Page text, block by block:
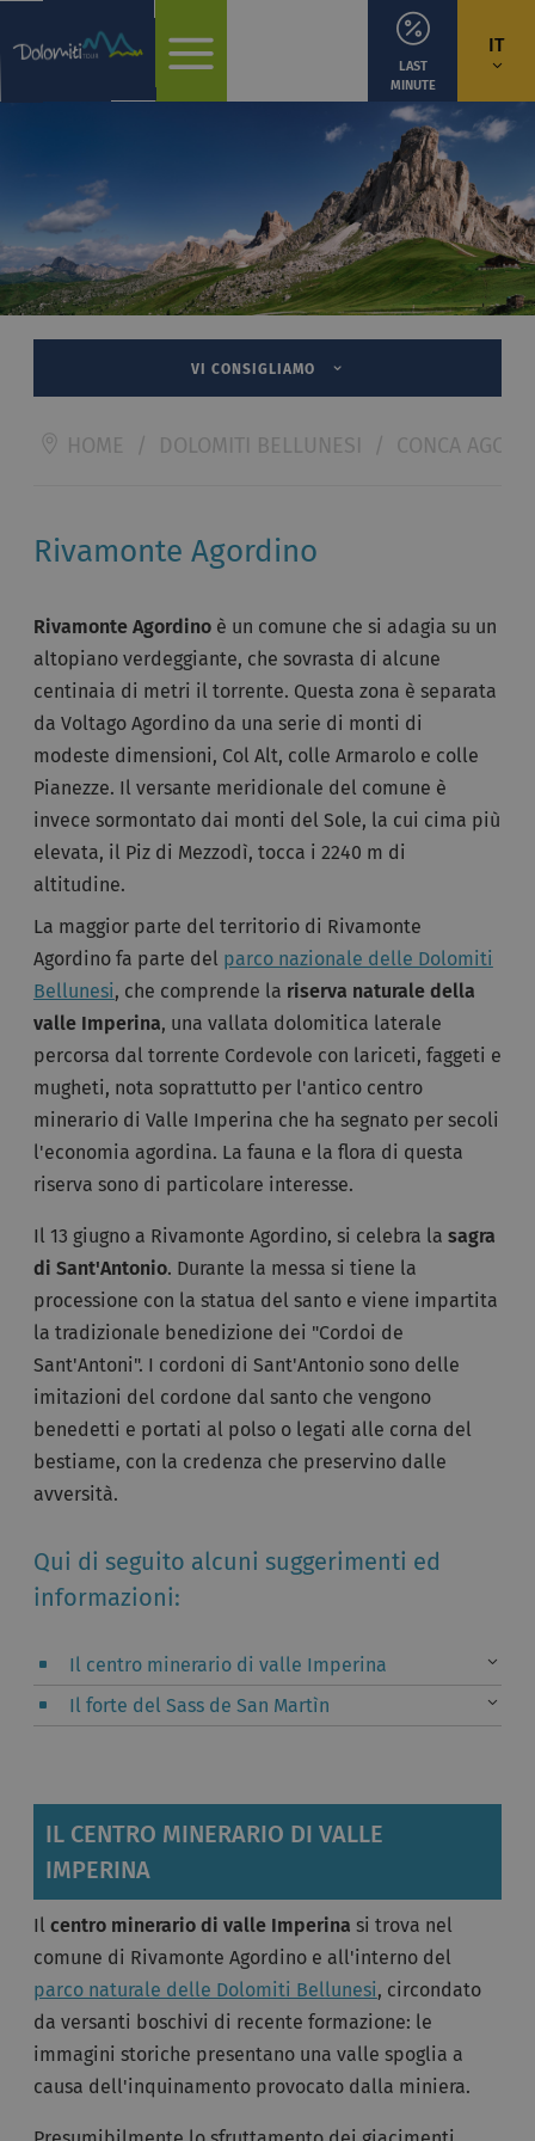
IT
LAST
MINUTE
VI CONSIGLIAMO
HOME / DOLOMITI BELLUNESI / CONCA
Rivamonte Agordino
Rivamonte Agordino è un comune che si adagia su un
altopiano verdeggiante, che sovrasta di alcune
centinaia di metri il torrente. Questa zona è separata
da Voltago Agordino da una serie di monti di
modeste dimensioni, Col Alt, colle Armarolo e colle
Pianezze. Il versante meridionale del comune è
invece sormontato dai monti del Sole, la cui cima più
elevata, il Piz di Mezzodì, tocca i 2240 m di
altitudine.
La maggior parte del territorio di Rivamonte
Agordino fa parte del parco nazionale delle Dolomiti
Bellunesi, che comprende la riserva naturale della
valle Imperina, una vallata dolomitica laterale
percorsa dal torrente Cordevole con lariceti, faggeti e
mugheti, nota soprattutto per l'antico centro
minerario di Valle Imperina che ha segnato per secoli
l'economia agordina. La fauna e la flora di questa
riserva sono di particolare interesse.
Il 13 giugno a Rivamonte Agordino, si celebra la sagra
di Sant'Antonio. Durante la messa si tiene la
processione con la statua del santo e viene impartita
la tradizionale benedizione dei "Cordoi de
Sant'Antoni". I cordoni di Sant'Antonio sono delle
imitazioni del cordone dal santo che vengono
benedetti e portati al polso o legati alle corna del
bestiame, con la credenza che preservino dalle
avversità.
Qui di seguito alcuni suggerimenti ed
informazioni:
Il centro minerario di valle Imperina
Il forte del Sass de San Martìn
IL CENTRO MINERARIO DI VALLE
IMPERINA
Il centro minerario di valle Imperina si trova nel
comune di Rivamonte Agordino e all'interno del
parco naturale delle Dolomiti Bellunesi, circondato
da versanti boschivi di recente formazione: le
immagini storiche presentano una valle spoglia a
causa dell'inquinamento provocato dalla miniera.